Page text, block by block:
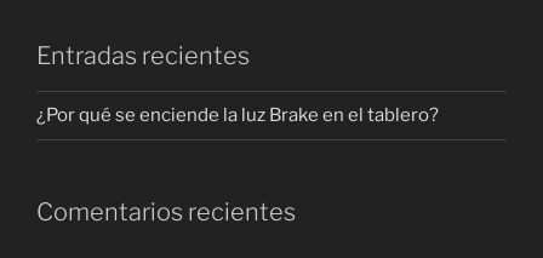
Entradas recientes
¿Por qué se enciende la luz Brake en el tablero?
Comentarios recientes